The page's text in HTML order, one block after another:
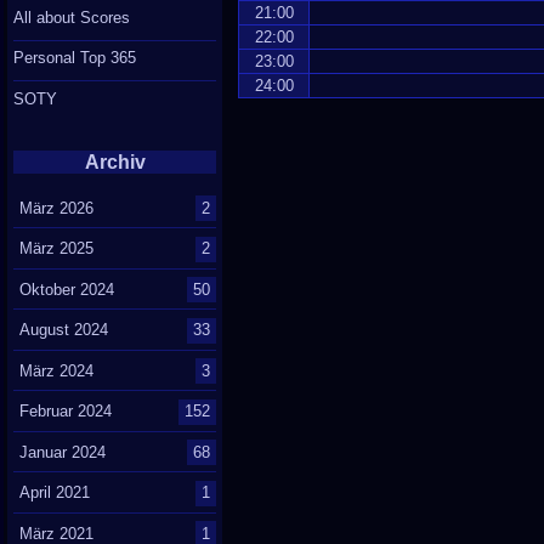
21:00
22:00
23:00
24:00
All about Scores
Personal Top 365
SOTY
Archiv
März 2026 2
März 2025 2
Oktober 2024 50
August 2024 33
März 2024 3
Februar 2024 152
Januar 2024 68
April 2021 1
März 2021 1